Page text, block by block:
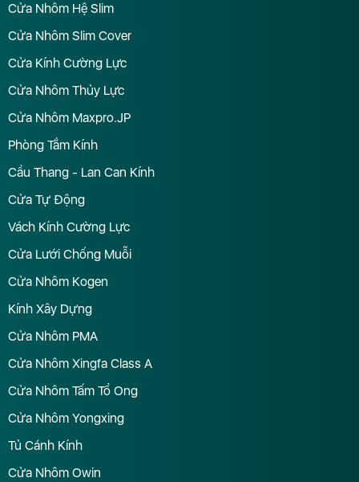
Cửa Nhôm Hệ Slim
Cửa Nhôm Slim Cover
Cửa Kính Cường Lực
Cửa Nhôm Thủy Lực
Cửa Nhôm Maxpro.JP
Phòng Tắm Kính
Cầu Thang - Lan Can Kính
Cửa Tự Động
Vách Kính Cường Lực
Cửa Lưới Chống Muỗi
Cửa Nhôm Kogen
Kính Xây Dựng
Cửa Nhôm PMA
Cửa Nhôm Xingfa Class A
Cửa Nhôm Tấm Tổ Ong
Cửa Nhôm Yongxing
Tủ Cánh Kính
Cửa Nhôm Owin